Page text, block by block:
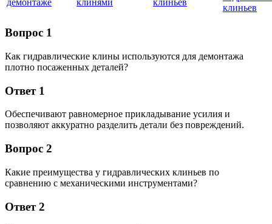
клиньев
Вопрос 1
Как гидравлические клины используются для демонтажа
плотно посаженных деталей?
Ответ 1
Обеспечивают равномерное прикладывание усилия и
позволяют аккуратно разделить детали без повреждений.
Вопрос 2
Какие преимущества у гидравлических клиньев по
сравнению с механическими инструментами?
Ответ 2